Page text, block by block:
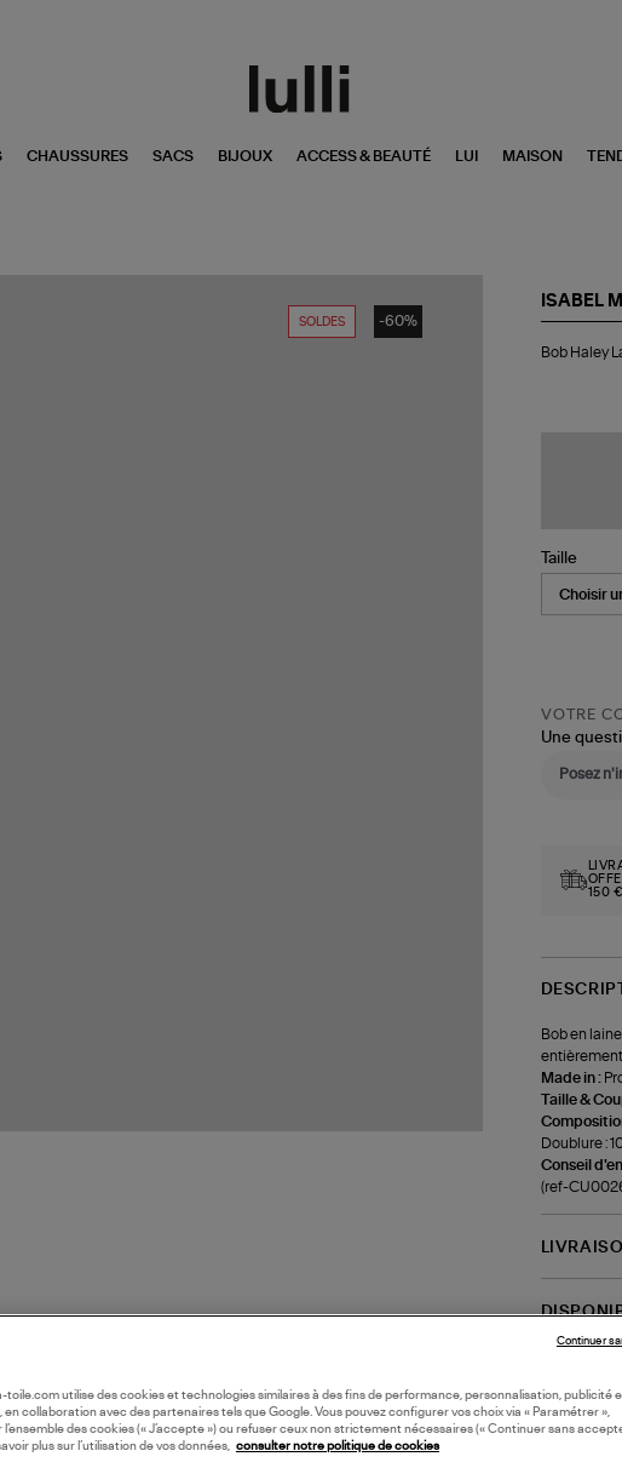
CHAUSSURES SACS BIJOUX ACCESS & BEAUTÉ LUI MAISON
SOLDES -60%
ISABEL
Haley
Bob Haley
Taille
VOTRE
Une
150 €
Bob en
Made in :
Taille &
Doublure :
Conseil
(ref-
toile.com utilise des cookies et technologies similaires à des fins de performance, personnalisation, publicité
en collaboration avec des partenaires tels que Google. Vous pouvez configurer vos choix via « Paramétrer »,
des cookies (« J’accepte ») ou refuser ceux non strictement nécessaires (« Continuer sans
plus sur l’utilisation de vos données, consulter notre politique de cookies
Continuer